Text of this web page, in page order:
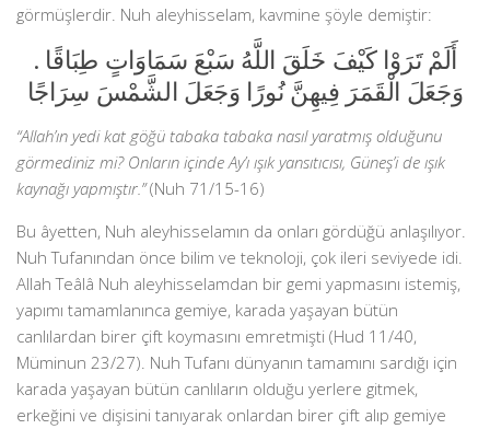
görmüşlerdir. Nuh aleyhisselam, kavmine şöyle demiştir:
أَلَمْ تَرَوْا كَيْفَ خَلَقَ اللَّهُ سَبْعَ سَمَاوَاتٍ طِبَاقًا .
وَجَعَلَ الْقَمَرَ فِيهِنَّ نُورًا وَجَعَلَ الشَّمْسَ سِرَاجًا
“Allah’ın yedi kat göğü tabaka tabaka nasıl yaratmış olduğunu
görmediniz mi? Onların içinde Ay’ı ışık yansıtıcısı, Güneş’i de ışık
kaynağı yapmıştır.”(Nuh 71/15-16)
Bu âyetten, Nuh aleyhisselamın da onları gördüğü anlaşılıyor.
Nuh Tufanından önce bilim ve teknoloji, çok ileri seviyede idi.
Allah Teâlâ Nuh aleyhisselamdan bir gemi yapmasını istemiş,
yapımı tamamlanınca gemiye, karada yaşayan bütün
canlılardan birer çift koymasını emretmişti (Hud 11/40,
Müminun 23/27). Nuh Tufanı dünyanın tamamını sardığı için
karada yaşayan bütün canlıların olduğu yerlere gitmek,
erkeğini ve dişisini tanıyarak onlardan birer çift alıp gemiye